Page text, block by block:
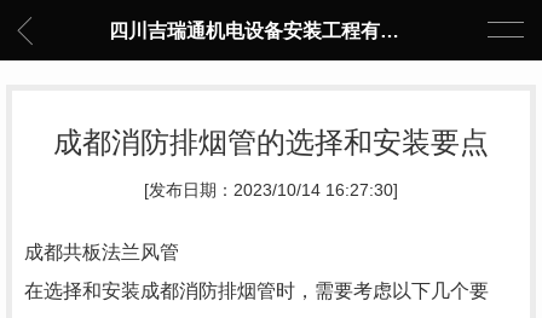
四川吉瑞通机电设备安装工程有限公司
成都消防排烟管的选择和安装要点
[发布日期：2023/10/14 16:27:30]
成都共板法兰风管
在选择和安装成都消防排烟管时，需要考虑以下几个要